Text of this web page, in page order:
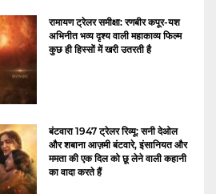
रामायण ट्रेलर समीक्षा: रणबीर कपूर-यश
अभिनीत भव्य दृश्य वाली महाकाव्य फिल्म
कुछ ही हिस्सों में खरी उतरती है
बंटवारा 1947 ट्रेलर रिव्यू: सनी देओल
और शबाना आज़मी बंटवारे, इंसानियत और
ममता की एक दिल को छू लेने वाली कहानी
का वादा करते हैं